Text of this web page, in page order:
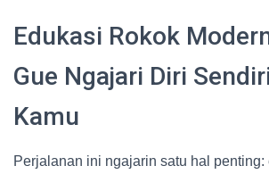
Edukasi Rokok
Gue Ngajari Diri
Kamu
Perjalanan ini ngajarin satu hal penting: